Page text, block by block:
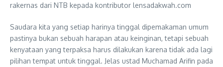
rakernas dari NTB kepada kontributor lensadakwah.com
Saudara kita yang setiap harinya tinggal dipemakaman umum
pastinya bukan sebuah harapan atau keinginan, tetapi sebuah
kenyataan yang terpaksa harus dilakukan karena tidak ada lagi
pilihan tempat untuk tinggal. Jelas ustad Muchamad Arifin pada